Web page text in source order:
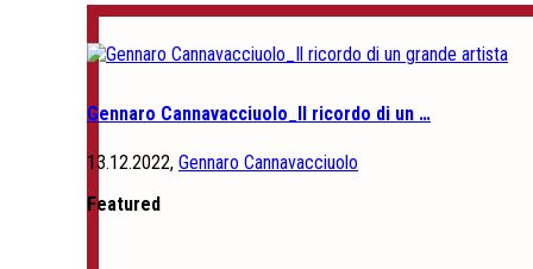
Gennaro Cannavacciuolo_Il ricordo di un …
13.12.2022, Gennaro Cannavacciuolo
Featured